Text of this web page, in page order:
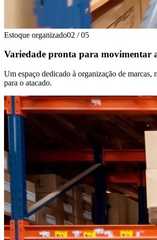
Estoque organizado02 / 05
Variedade pronta para movimentar
Um espaço dedicado à organização de marcas,
para o atacado.